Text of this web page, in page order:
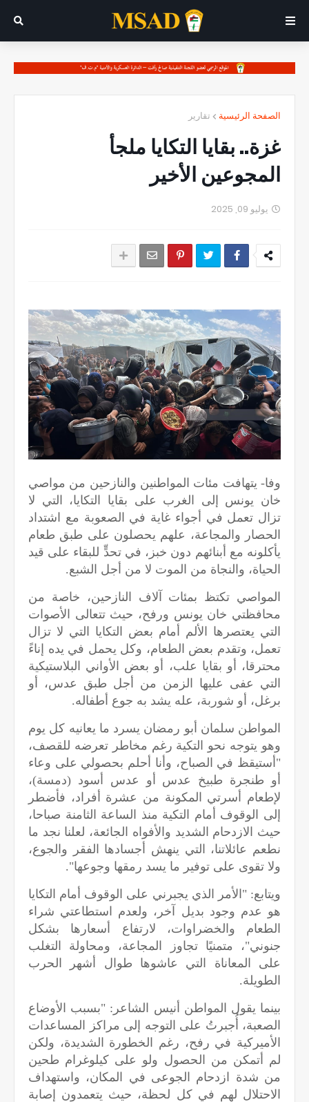
الصفحة الرئيسية تقارير
غزة.. بقايا التكايا ملجأ
المجوعين الأخير
يوليو 09, 2025
وفا- يتهافت مئات المواطنين والنازحين من مواصي
خان يونس إلى الغرب على بقايا التكايا، التي لا
تزال تعمل في أجواء غاية في الصعوبة مع اشتداد
الحصار والمجاعة، علهم يحصلون على طبق طعام
يأكلونه مع أبنائهم دون خبز، في تحدٍّ للبقاء على قيد
الحياة، والنجاة من الموت لا من أجل الشبع.
المواصي تكتظ بمئات آلاف النازحين، خاصة من
محافظتي خان يونس ورفح، حيث تتعالى الأصوات
التي يعتصرها الألم أمام بعض التكايا التي لا تزال
تعمل، وتقدم بعض الطعام، وكل يحمل في يده إناءً
محترقا، أو بقايا علب، أو بعض الأواني البلاستيكية
التي عفى عليها الزمن من أجل طبق عدس، أو
برغل، أو شوربة، عله يشد به جوع أطفاله.
المواطن سلمان أبو رمضان يسرد ما يعانيه كل يوم
وهو يتوجه نحو التكية رغم مخاطر تعرضه للقصف،
"أستيقظ في الصباح، وأنا أحلم بحصولي على وعاء
أو طنجرة طبيخ عدس أو عدس أسود (دمسة)،
لإطعام أسرتي المكونة من عشرة أفراد، فأضطر
إلى الوقوف أمام التكية منذ الساعة الثامنة صباحا،
حيث الازدحام الشديد والأفواه الجائعة، لعلنا نجد ما
نطعم عائلاتنا، التي ينهش أجسادها الفقر والجوع،
ولا تقوى على توفير ما يسد رمقها وجوعها".
ويتابع: "الأمر الذي يجبرني على الوقوف أمام التكايا
هو عدم وجود بديل آخر، ولعدم استطاعتي شراء
الطعام والخضراوات، لارتفاع أسعارها بشكل
جنوني"، متمنيًا تجاوز المجاعة، ومحاولة التغلب
على المعاناة التي عاشوها طوال أشهر الحرب
الطويلة.
بينما يقول المواطن أنيس الشاعر: "بسبب الأوضاع
الصعبة، أُجبرتُ على التوجه إلى مراكز المساعدات
الأميركية في رفح، رغم الخطورة الشديدة، ولكن
لم أتمكن من الحصول ولو على كيلوغرام طحين
من شدة ازدحام الجوعى في المكان، واستهداف
الاحتلال لهم في كل لحظة، حيث يتعمدون إصابة